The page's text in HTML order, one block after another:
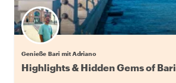
Genieße Bari mit Adriano
Highlights & Hidden Gems of Bari